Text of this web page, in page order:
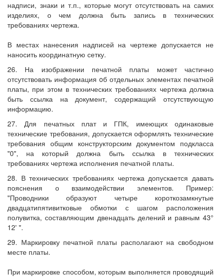
надписи, знаки и т.п., которые могут отсутствовать на самих
изделиях, о чем должна быть запись в технических
требованиях чертежа.
В местах нанесения надписей на чертеже допускается не
наносить координатную сетку.
26. На изображении печатной платы может частично
отсутствовать информация oб отдельных элементах печатной
платы, при этом в технических требованиях чертежа должна
быть ссылка на документ, содержащий отсутствующую
информацию.
27. Для печатных плат и ГПК, имеющих одинаковые
технические требования, допускается оформлять технические
требования общим конструкторским документом подкласса
"0", на который должна быть ссылка в технических
требованиях чертежа исполнения печатной платы.
28. В технических требованиях чертежа допускается давать
пояснения о взаимодействии элементов. Пример:
"Проводники образуют четыре короткозамкнутые
двадцатипятивитковые обмотки с шагом расположения
полувитка, составляющим двенадцать делений и равным 43°
12' ".
29. Маркировку печатной платы располагают на свободном
месте платы.
При маркировке способом, которым выполняется проводящий